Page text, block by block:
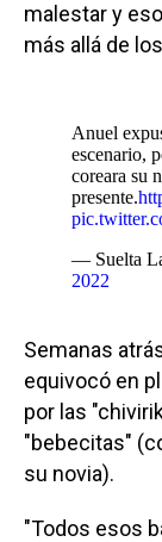
malestar y
más allá de
Anuel
escenario,
coreara su
presente.
— Suelta
2022
Semanas
equivocó en
por las
"bebecitas"
su novia).
"Todos esos